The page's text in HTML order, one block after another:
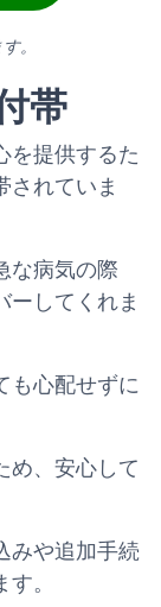
。
帯
を提供するた
されていま
な病気の際
ーしてくれま
も心配せずに
め、安心して
みや追加手続
。